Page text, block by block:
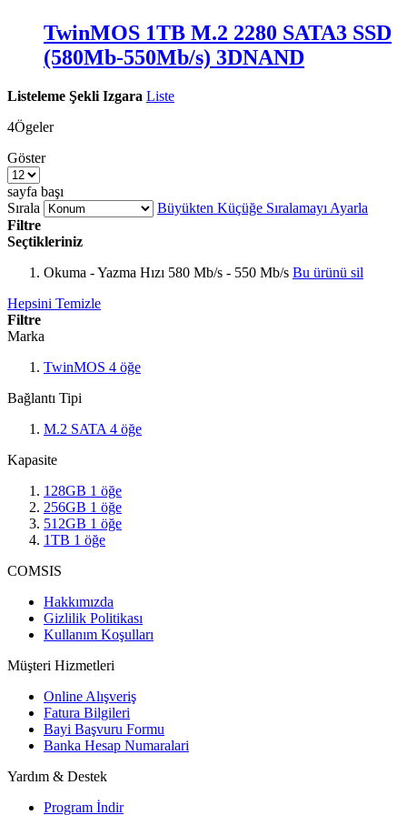
TwinMOS 1TB M.2 2280 SATA3 SSD
(580Mb-550Mb/s) 3DNAND
Listeleme Şekli Izgara Liste
4Ögeler
Göster
sayfa başı
Sırala
Büyükten Küçüğe Sıralamayı Ayarla
Filtre
Seçtikleriniz
Okuma - Yazma Hızı 580 Mb/s - 550 Mb/s Bu ürünü sil
Hepsini Temizle
Filtre
Marka
TwinMOS 4 öğe
Bağlantı Tipi
M.2 SATA 4 öğe
Kapasite
128GB 1 öğe
256GB 1 öğe
512GB 1 öğe
1TB 1 öğe
COMSIS
Hakkımızda
Gizlilik Politikası
Kullanım Koşulları
Müşteri Hizmetleri
Online Alışveriş
Fatura Bilgileri
Bayi Başvuru Formu
Banka Hesap Numaralari
Yardım & Destek
Program İndir